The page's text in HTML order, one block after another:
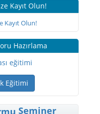
Kayıt Olun!
Hazırlama
Eğitimi
Seminer